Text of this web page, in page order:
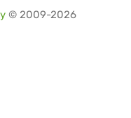
© 2009-2026